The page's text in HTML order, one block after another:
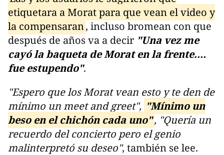
etiquetara a Morat para que vean el video y
la compensaran, incluso bromean con que
después de años va a decir "Una vez me
cayó la baqueta de Morat en la frente....
fue estupendo".
"Espero que los Morat vean esto y te den de
mínimo un meet and greet", "Mínimo un
beso en el chichón cada uno", "Quería un
recuerdo del concierto pero el genio
malinterpretó su deseo", también se lee.